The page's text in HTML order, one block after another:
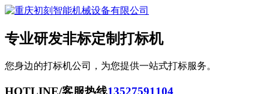
专业研发非标定制打标机
您身边的打标机公司，为您提供一站式打标服务。
HOTLINE/客服热线13527591104